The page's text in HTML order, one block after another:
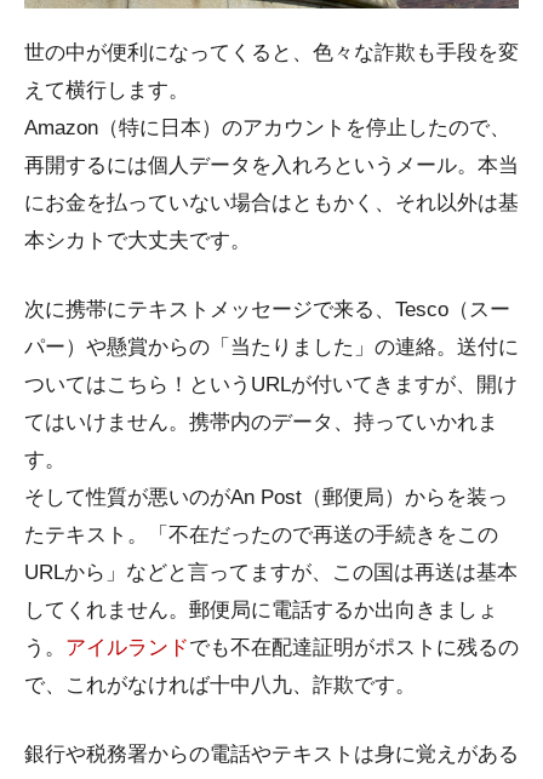
世の中が便利になってくると、色々な詐欺も手段を変
えて横行します。
Amazon（特に日本）のアカウントを停止したので、
再開するには個人データを入れろというメール。本当
にお金を払っていない場合はともかく、それ以外は基
本シカトで大丈夫です。
次に携帯にテキストメッセージで来る、Tesco（スー
パー）や懸賞からの「当たりました」の連絡。送付に
ついてはこちら！というURLが付いてきますが、開け
てはいけません。携帯内のデータ、持っていかれま
す。
そして性質が悪いのがAn Post（郵便局）からを装っ
たテキスト。「不在だったので再送の手続きをこの
URLから」などと言ってますが、この国は再送は基本
してくれません。郵便局に電話するか出向きましょ
う。 アイルランドでも不在配達証明がポストに残るの
で、これがなければ十中八九、詐欺です。
銀行や税務署からの電話やテキストは身に覚えがある